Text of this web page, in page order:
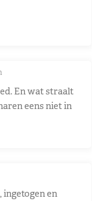
En wat straalt
eens niet in
ingetogen en